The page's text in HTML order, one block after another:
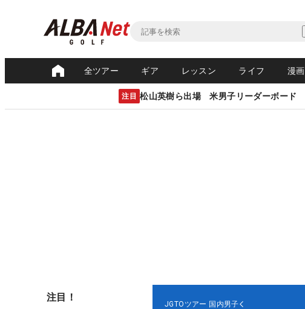
全ツアー ギア レッスン ライフ 漫画
注目 松山英樹ら出場 米男子リーダーボード
注目！
JGTOツアー 国内男子